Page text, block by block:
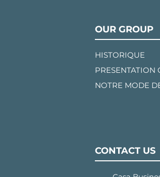
OUR GROUP
HISTORIQUE
PRESENTATION
NOTRE MODE
CONTACT US